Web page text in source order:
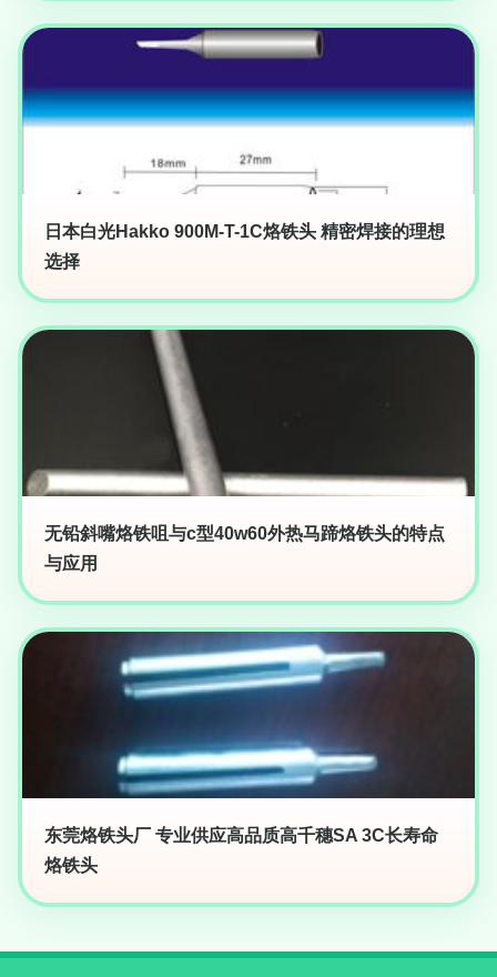
日本白光Hakko 900M-T-1C烙铁头 精密焊接的理想
选择
无铅斜嘴烙铁咀与c型40w60外热马蹄烙铁头的特点
与应用
东莞烙铁头厂 专业供应高品质高千穗SA 3C长寿命
烙铁头